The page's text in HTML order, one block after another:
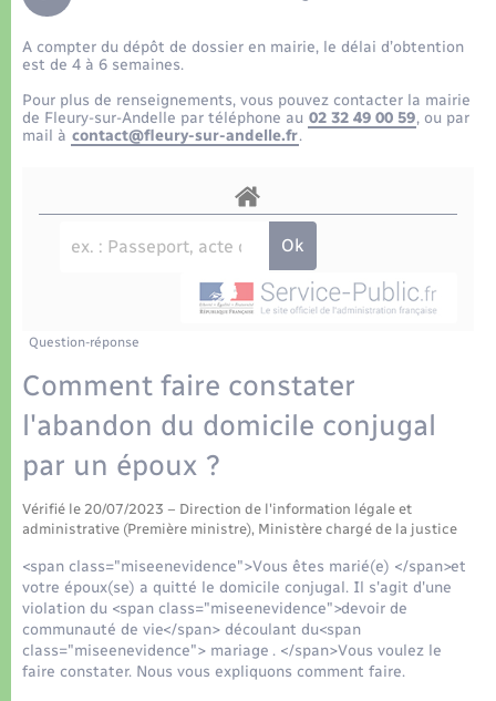
Eau - Assainissement
Transports
Transports scolaires
Logement - Urbanisme
Loisirs
Nouvel habitant
Numérique
Organisation d’événement
Sécurité - Prévention
Commerces - Entreprises - Emploi
Voirie et espace public
Travaux - Autorisation d’occupation de l’espace
public
Plan interactif
Présentation de la commune
La Communauté de communes
A compter du dépôt de dossier en mairie, le délai d’obtention
est de 4 à 6 semaines.
Pour plus de renseignements, vous pouvez contacter la mairie
de Fleury-sur-Andelle par téléphone au 02 32 49 00 59, ou par
mail à contact@fleury-sur-andelle.fr.
Question-réponse
Comment faire constater
l'abandon du domicile conjugal
par un époux ?
Vérifié le 20/07/2023 – Direction de l'information légale et
administrative (Première ministre), Ministère chargé de la justice
<span class="miseenevidence">Vous êtes marié(e) </span>et
votre époux(se) a quitté le domicile conjugal. Il s'agit d'une
violation du <span class="miseenevidence">devoir de
communauté de vie</span> découlant du<span
class="miseenevidence"> mariage . </span>Vous voulez le
faire constater. Nous vous expliquons comment faire.